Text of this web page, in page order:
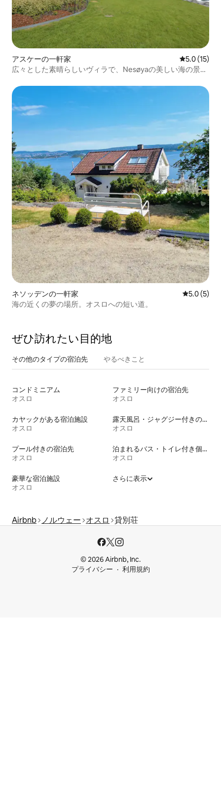
アスケーの一軒家 レビュー15
5.0 (15)
広々とした素晴らしいヴィラで、Nesøyaの美しい海の景色
ネソッデンの一軒家 レビュー5
5.0 (5)
海の近くの夢の場所。オスロへの短い道。
ぜひ訪⁠れ⁠た⁠い目⁠的⁠地
その他のタ⁠イ⁠プ⁠の宿⁠泊⁠先 やるべきこと
コンドミニアム
オスロ
ファミリー向けの宿泊先
オスロ
カヤックがある宿泊施設
オスロ
露天風呂・ジャグジー付きの宿泊施設
オスロ
プール付きの宿泊先
オスロ
泊まれるバス・トイレ付き個室
オスロ
豪華な宿泊施設
オスロ
さらに表示
Airbnb ノルウェー オスロ 貸別荘
© 2026 Airbnb, Inc.
プライバシー
利用規約